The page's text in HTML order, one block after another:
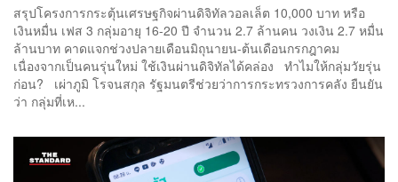
สรุปโครงการกระตุ้นเศรษฐกิจผ่านดิจิทัลวอลเล็ต 10,000 บาท หรือ
เงินหมื่น เฟส 3 กลุ่มอายุ 16-20 ปี จำนวน 2.7 ล้านคน วงเงิน 2.7 หมื่น
ล้านบาท คาดแจกช่วงปลายเดือนมิถุนายน-ต้นเดือนกรกฎาคม
เนื่องจากเป็นคนรุ่นใหม่ ใช้เงินผ่านดิจิทัลได้คล่อง ทำไมให้กลุ่มวัยรุ่น
ก่อน? เผ่าภูมิ โรจนสกุล รัฐมนตรีช่วยว่าการกระทรวงการคลัง ยืนยัน
ว่า กลุ่มที่เห...